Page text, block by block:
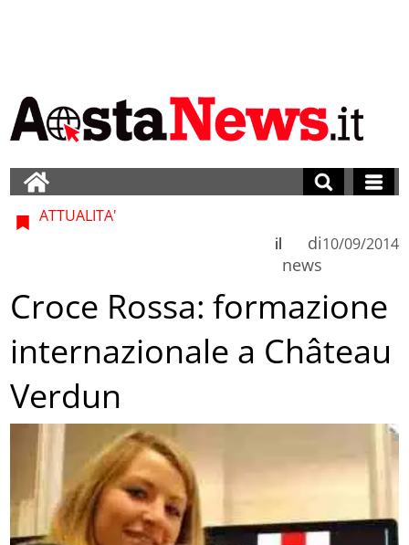
ATTUALITA'
di
news
il 10/09/2014
Croce Rossa: formazione
internazionale a Château
Verdun